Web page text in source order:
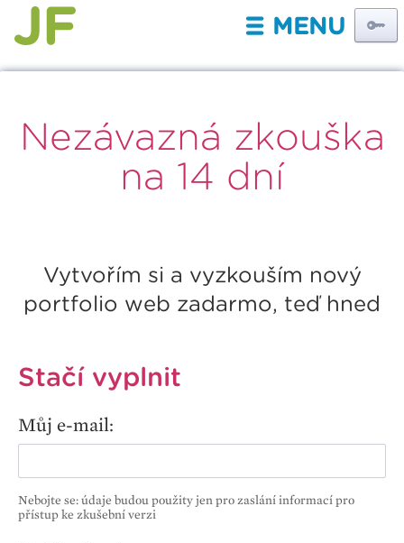
III MENU
Nezávazná zkouška
na 14 dní
Vytvořím si a vyzkouším nový
portfolio web zadarmo, teď hned
Stačí vyplnit
Můj e-mail:
Nebojte se: údaje budou použity jen pro zaslání informací pro
přístup ke zkušební verzi